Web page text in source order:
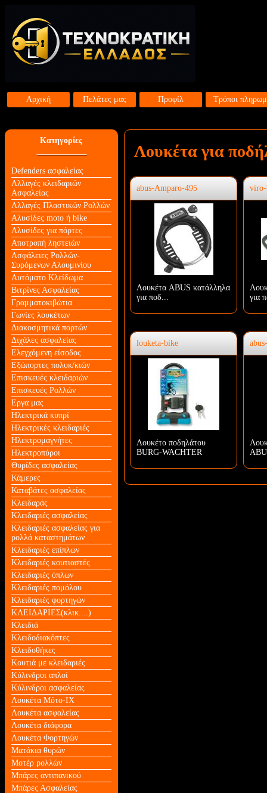
Αρχική Πελάτες μας Προφίλ Τρόποι
Κατηγορίες
Defenders ασφαλείας
Αλλαγές κλειδαριών
Aσφαλείας
Αλλαγές Πλαστικών Ρολλών
Αλυσίδες moto ή bike
Αλυσίδες για πόρτες
Αποτροπή ληστειών
Ασφάλειες Ρολλών-
Συρόμενων Αλουμινίου
Αυτόματο Κλείδωμα
Βιτρίνες Ασφαλείας
Γραμματοκιβώτια
Γωνίες λουκέτων
Διακοσμητικά πορτών
Διχάλες ασφαλείας
Ελεγχόμενη είσοδος
Εξώπορτες πολυκ/κιών
Επισκευές κλειδαριών
Επισκευές Ρολλών
Εργα μας
Ηλεκτρικά κυπρί
Ηλεκτρικές κλειδαριές
Ηλεκτρομαγνήτες
Ηλεκτροπύροι
Θυρίδες ασφαλείας
Κάμερες
Καταβάτες ασφαλείας
Κλειδαράς
Κλειδαριές ασφαλείας
Κλειδαριές ασφαλείας για
ρολλά καταστημάτων
Κλειδαριές επίπλων
Κλειδαριές κουτιαστές
Κλειδαριές όπλων
Κλειδαριές πομόλου
Κλειδαριές φορτηγών
ΚΛΕΙΔΑΡΙΕΣ(κλικ....)
Κλειδιά
Κλειδοδιακόπτες
Κλειδοθήκες
Κουτιά με κλειδαριές
Κύλινδροι απλοί
Κύλινδροι ασφαλείας
Λουκέτα Mότο-ΙΧ
Λουκέτα ασφαλείας
Λουκέτα διάφορα
Λουκέτα Φορτηγών
Ματάκια θυρών
Μοτέρ ρολλών
Μπάρες αντιπανικού
Μπάρες Ασφαλείας
Λουκέτα για
abus-Amparo-495
Λουκέτα ABUS κατάλληλα
για ποδ...
για
louketa-bike
Λουκέτο ποδηλάτου
BURG-WACHTER